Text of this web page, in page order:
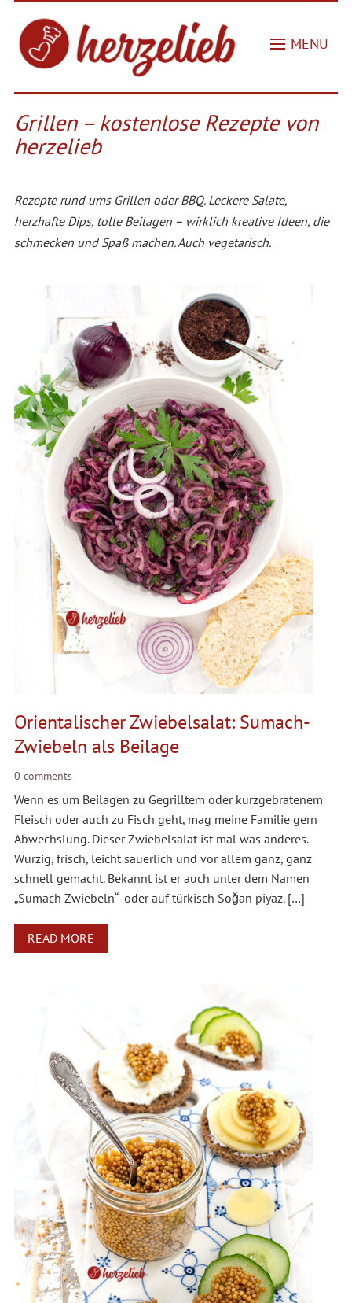
MENU
Grillen – kostenlose Rezepte von
herzelieb
Rezepte rund ums Grillen oder BBQ. Leckere Salate,
herzhafte Dips, tolle Beilagen – wirklich kreative Ideen, die
schmecken und Spaß machen. Auch vegetarisch.
Orientalischer Zwiebelsalat: Sumach-
Zwiebeln als Beilage
0 comments
Wenn es um Beilagen zu Gegrilltem oder kurzgebratenem
Fleisch oder auch zu Fisch geht, mag meine Familie gern
Abwechslung. Dieser Zwiebelsalat ist mal was anderes.
Würzig, frisch, leicht säuerlich und vor allem ganz, ganz
schnell gemacht. Bekannt ist er auch unter dem Namen
„Sumach Zwiebeln“ oder auf türkisch Soǧan piyaz. […]
READ MORE